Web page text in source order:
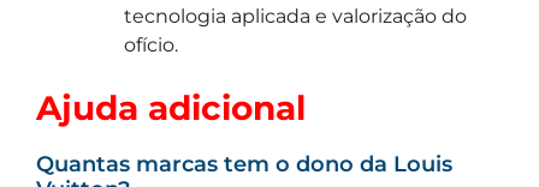
tecnologia aplicada e valorização do
ofício.
Ajuda adicional
Quantas marcas tem o dono da Louis